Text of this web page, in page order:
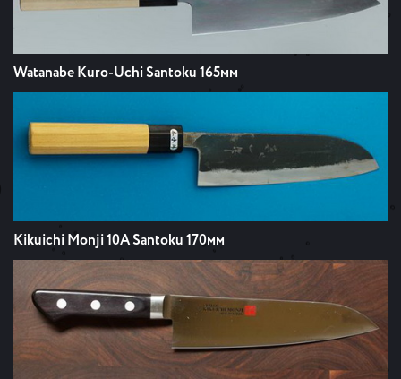
Watanabe Kuro-Uchi Santoku 165мм
Kikuichi Monji 10A Santoku 170мм